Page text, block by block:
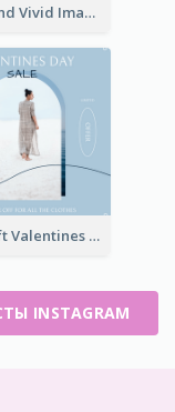
Retro And Vivid Image Instagram Post Design Idea
Blue Soft Valentines Day Limited Sale Instagram Post
INSTAGRAM